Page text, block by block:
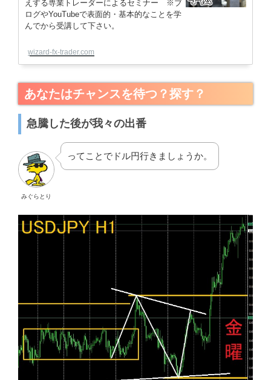
えする専業トレーダーによるセミナー ※ブ
ログやYouTubeで表面的・基本的なことを学
んでから受講して下さい。
wizard-fx-trader.com
あなたはチャンスを待つ？探す？
急騰した後が我々の出番
みぐらとり
ってことでドル円行きましょうか。